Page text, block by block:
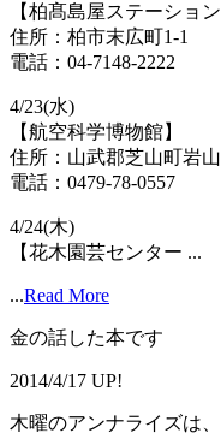
【柏髙島屋ステーション
住所：柏市末広町1-1
電話：04-7148-2222
4/23(水)
【航空科学博物館】
住所：山武郡芝山町岩
電話：0479-78-0557
4/24(木)
【花木園芸センター ...
...Read More
金の話した本です
2014/4/17 UP!
木曜のアンナライズは